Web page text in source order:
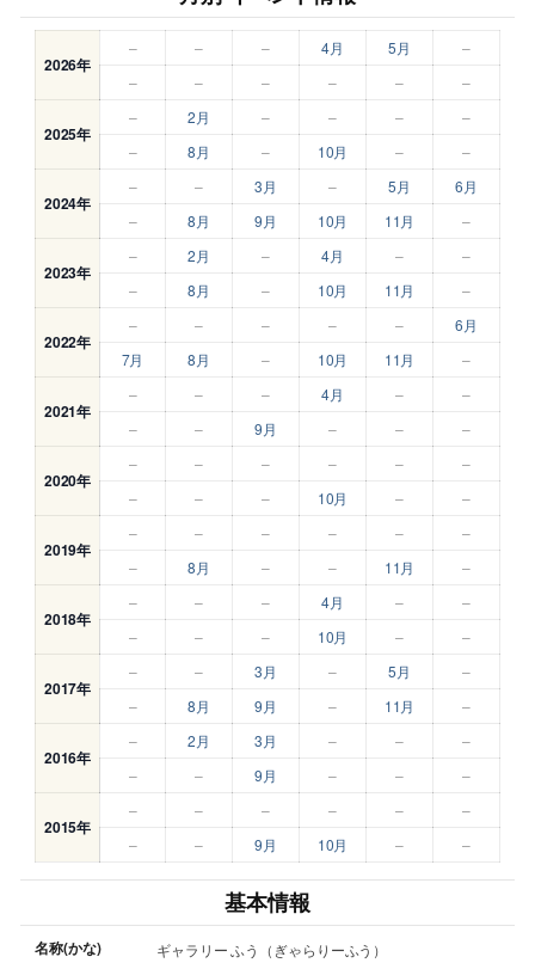
2026年
– – – 4月 5月
–
–
– – – – –
2025年
– 2月 – – –
–
–
8月 – 10月 – –
2024年
– – 3月 – 5月
6月
–
8月 9月 10月 11月 –
2023年
– 2月 – 4月 –
–
–
8月 – 10月 11月 –
2022年
– – – – –
6月
7月
8月 – 10月 11月 –
2021年
– – – 4月 –
–
–
– 9月 – – –
2020年
– – – – –
–
–
– – 10月 – –
2019年
– – – – –
–
–
8月 – – 11月 –
2018年
– – – 4月 –
–
–
– – 10月 – –
2017年
– – 3月 – 5月
–
–
8月 9月 – 11月 –
2016年
– 2月 3月 – –
–
–
– 9月 – – –
2015年
– – – – –
–
–
– 9月 10月 – –
基本情報
名称(かな) ギャラリー ふう（ぎゃらりーふう）